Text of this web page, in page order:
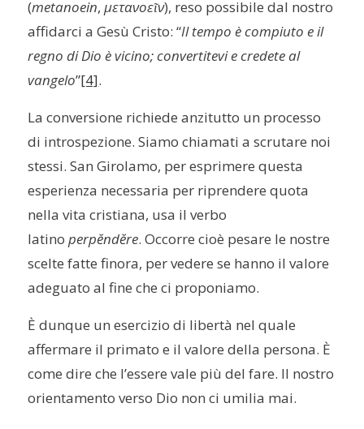
(metanoein,μετανοεῖν), reso possibile dal nostro
affidarci a Gesù Cristo: “Il tempo è compiuto e il
regno di Dio è vicino; convertitevi e credete al
vangelo”[4].
La conversione richiede anzitutto un processo
di introspezione. Siamo chiamati a scrutare noi
stessi. San Girolamo, per esprimere questa
esperienza necessaria per riprendere quota
nella vita cristiana, usa il verbo
latinoperpĕndĕre. Occorre cioè pesare le nostre
scelte fatte finora, per vedere se hanno il valore
adeguato al fine che ci proponiamo.
È dunque un esercizio di libertà nel quale
affermare il primato e il valore della persona. È
come dire che l’essere vale più del fare. Il nostro
orientamento verso Dio non ci umilia mai.